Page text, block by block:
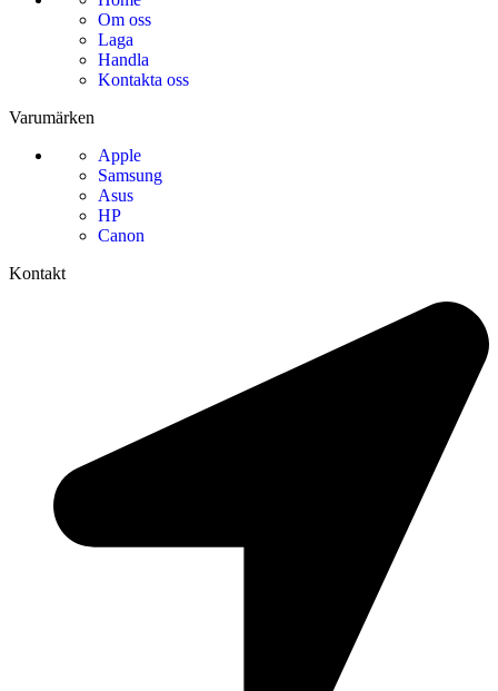
Om oss
Laga
Handla
Kontakta oss
Varumärken
Apple
Samsung
Asus
HP
Canon
Kontakt